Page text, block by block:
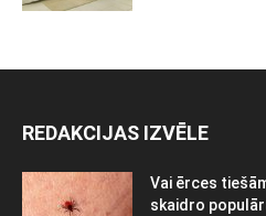
REDAKCIJAS IZVĒLE
Vai ērces
skaidro